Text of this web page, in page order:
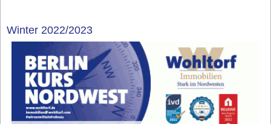
Winter 2022/2023